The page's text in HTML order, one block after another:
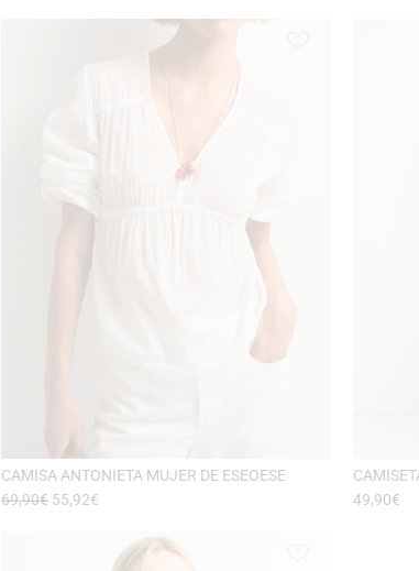
CAMISA ANTONIETA MUJER DE ESEOESE
69,90€ 55,92€
49,90€